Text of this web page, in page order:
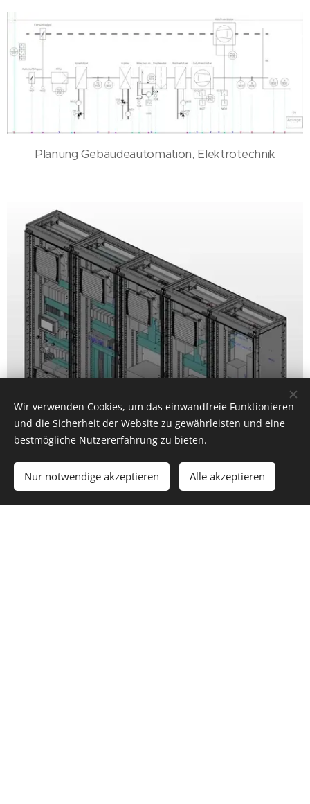
Planung Gebäudeautomation, Elektrotechnik
Erstellen Sie Ihre Webseite gratis! Los geht´s
Wir verwenden Cookies, um das einwandfreie Funktionieren
und die Sicherheit der Website zu gewährleisten und eine
bestmögliche Nutzererfahrung zu bieten.
Nur notwendige akzeptieren Alle akzeptieren